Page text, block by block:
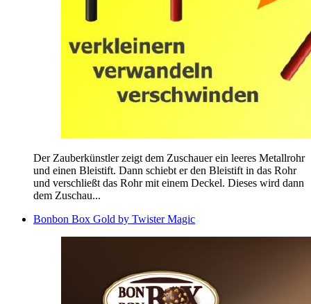
Der Zauberkünstler zeigt dem Zuschauer ein leeres Metallrohr
und einen Bleistift. Dann schiebt er den Bleistift in das Rohr
und verschließt das Rohr mit einem Deckel. Dieses wird dann
dem Zuschau...
Bonbon Box Gold by Twister Magic